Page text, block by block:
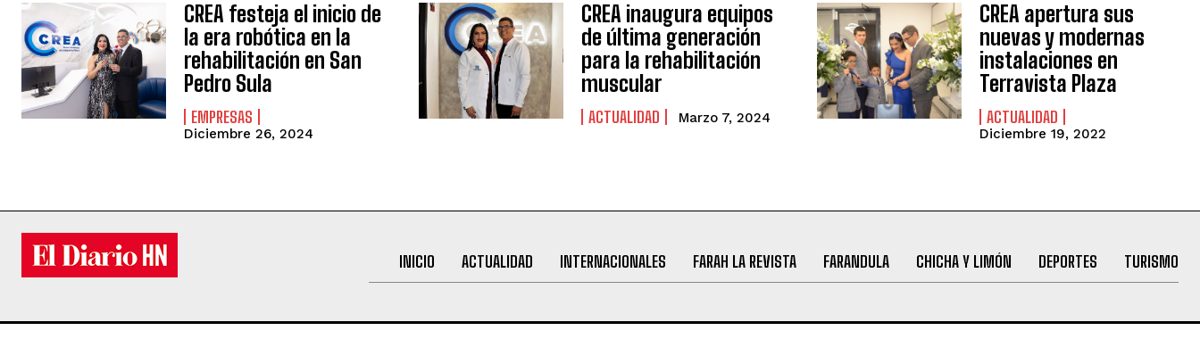
CREA festeja el inicio de
la era robótica en la
rehabilitación en San
Pedro Sula
EMPRESAS
Diciembre 26, 2024
CREA inaugura equipos
de última generación
para la rehabilitación
muscular
ACTUALIDAD Marzo 7, 2024
CREA apertura sus
nuevas y modernas
instalaciones en
Terravista Plaza
ACTUALIDAD
Diciembre 19, 2022
INICIO ACTUALIDAD INTERNACIONALES FARAH LA REVISTA FARANDULA CHICHA Y LIMÓN DEPORTES TURISMO